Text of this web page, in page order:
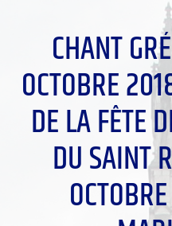
CHANT
OCTOBRE
DE LA FÊTE
DU SAINT